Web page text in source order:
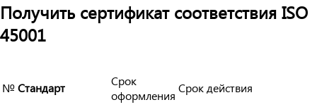
Получить сертификат соответствия ISO
45001
№Стандарт
Срок
оформления
Срок действия